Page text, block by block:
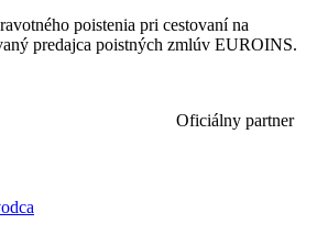
poistenia pri cestovaní na
predajca poistných zmlúv EUROINS.
Oficiálny partner